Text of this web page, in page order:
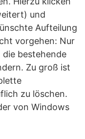
und
Aufteilung
vorgehen: Nur
bestehende
Zu groß ist
zu löschen.
von Windows